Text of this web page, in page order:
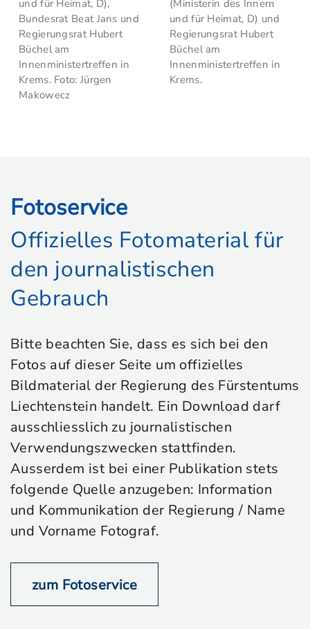
und für Heimat, D),
Bundesrat Beat Jans und
Regierungsrat Hubert
Büchel am
Innenministertreffen in
Krems. Foto: Jürgen
Makowecz
(Ministerin des Innern
und für Heimat, D) und
Regierungsrat Hubert
Büchel am
Innenministertreffen in
Krems.
Fotoservice
Offizielles Fotomaterial für
den journalistischen
Gebrauch
Bitte beachten Sie, dass es sich bei den
Fotos auf dieser Seite um offizielles
Bildmaterial der Regierung des Fürstentums
Liechtenstein handelt. Ein Download darf
ausschliesslich zu journalistischen
Verwendungszwecken stattfinden.
Ausserdem ist bei einer Publikation stets
folgende Quelle anzugeben: Information
und Kommunikation der Regierung / Name
und Vorname Fotograf.
zum Fotoservice